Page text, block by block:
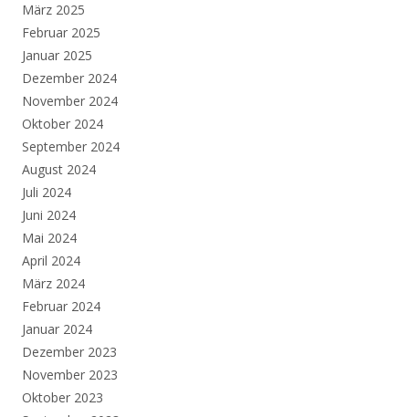
März 2025
Februar 2025
Januar 2025
Dezember 2024
November 2024
Oktober 2024
September 2024
August 2024
Juli 2024
Juni 2024
Mai 2024
April 2024
März 2024
Februar 2024
Januar 2024
Dezember 2023
November 2023
Oktober 2023